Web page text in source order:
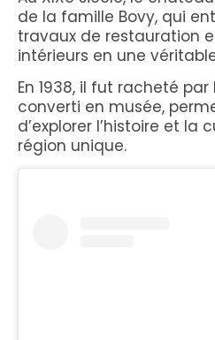
de la famille Bovy, qui
travaux de restauration
intérieurs en une
En 1938, il fut racheté par
converti en musée,
d’explorer l’histoire et la
région unique.